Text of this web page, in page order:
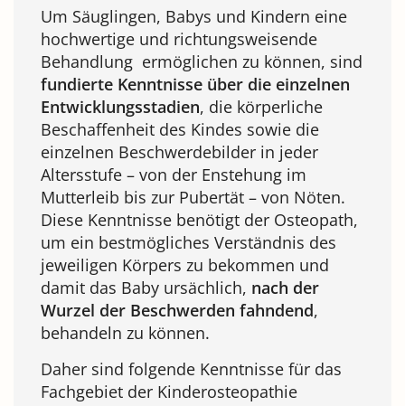
Um Säuglingen, Babys und Kindern eine
hochwertige und richtungsweisende
Behandlung ermöglichen zu können, sind
fundierte Kenntnisse über die einzelnen
Entwicklungsstadien, die körperliche
Beschaffenheit des Kindes sowie die
einzelnen Beschwerdebilder in jeder
Altersstufe – von der Enstehung im
Mutterleib bis zur Pubertät – von Nöten.
Diese Kenntnisse benötigt der Osteopath,
um ein bestmögliches Verständnis des
jeweiligen Körpers zu bekommen und
damit das Baby ursächlich, nach der
Wurzel der Beschwerden fahndend,
behandeln zu können.
Daher sind folgende Kenntnisse für das
Fachgebiet der Kinderosteopathie